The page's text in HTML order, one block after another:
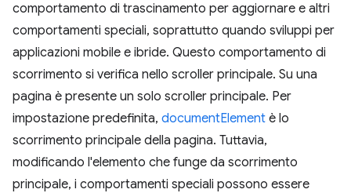
comportamento di trascinamento per aggiornare e altri
comportamenti speciali, soprattutto quando sviluppi per
applicazioni mobile e ibride. Questo comportamento di
scorrimento si verifica nello scroller principale. Su una
pagina è presente un solo scroller principale. Per
impostazione predefinita, documentElement è lo
scorrimento principale della pagina. Tuttavia,
modificando l'elemento che funge da scorrimento
principale, i comportamenti speciali possono essere